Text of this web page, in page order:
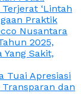
‘Lintah
Praktik
Nusantara
2025,
Sakit,
Tuai Apresiasi
Transparan dan